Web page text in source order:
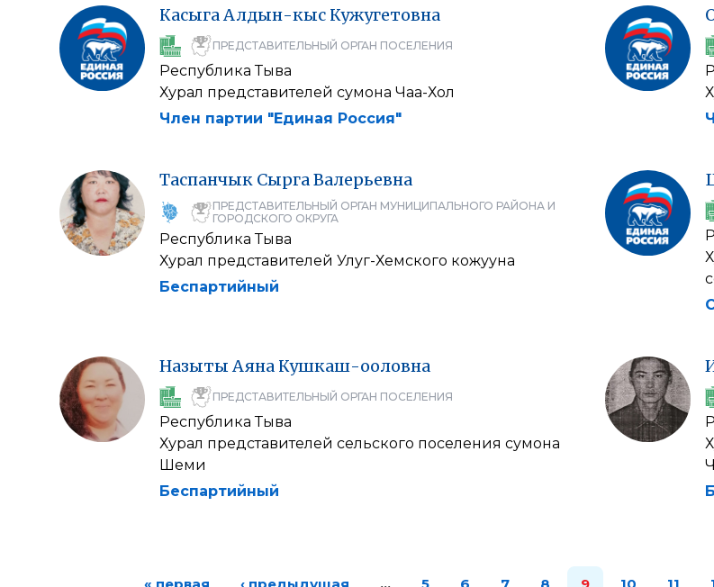
КасыгаАлдын-кыс Кужугетовна
ПРЕДСТАВИТЕЛЬНЫЙ ОРГАН ПОСЕЛЕНИЯ
Республика Тыва
Хурал представителей сумона Чаа-Хол
Член партии "Единая Россия"
Таспанчык СыргаВалерьевна
ПРЕДСТАВИТЕЛЬНЫЙ ОРГАН МУНИЦИПАЛЬНОГО РАЙОНА И
ГОРОДСКОГО ОКРУГА
Республика Тыва
Хурал представителей Улуг-Хемского кожууна
Беспартийный
НазытыАяна Кушкаш-ооловна
ПРЕДСТАВИТЕЛЬНЫЙ ОРГАН ПОСЕЛЕНИЯ
Республика Тыва
Хурал представителей сельского поселения сумона
Шеми
Беспартийный